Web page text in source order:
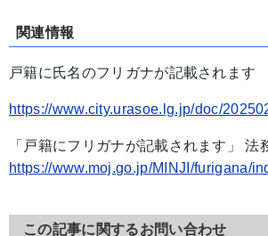
関連情報
戸籍に氏名のフリガナが記載されます
https://www.city.urasoe.lg.jp/doc/
「戸籍にフリガナが記載されます」 法
https://www.moj.go.jp/MINJI/furigana/
この記事に関するお問い合わせ